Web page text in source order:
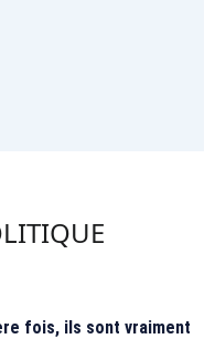
fois, ils sont vraiment